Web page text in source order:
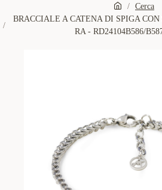
Cerca
BRACCIALE A CATENA DI SPIGA
RA - RD24104B586/